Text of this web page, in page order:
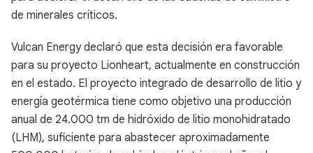
de minerales críticos.
Vulcan Energy declaró que esta decisión era favorable
para su proyecto Lionheart, actualmente en construcción
en el estado. El proyecto integrado de desarrollo de litio y
energía geotérmica tiene como objetivo una producción
anual de 24.000 tm de hidróxido de litio monohidratado
(LHM), suficiente para abastecer aproximadamente